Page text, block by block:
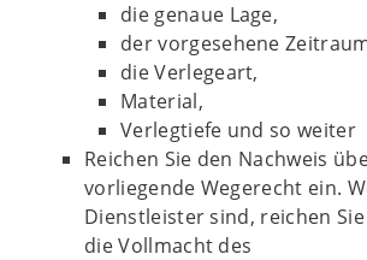
die genaue Lage,
der vorgesehene
die Verlegeart,
Material,
Verlegtiefe und so weiter
Reichen Sie den Nachweis
vorliegende Wegerecht ein.
Dienstleister sind, reichen
die Vollmacht des